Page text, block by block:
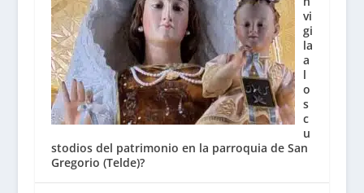
vi
gi
la
a
l
o
s
c
u
stodios del patrimonio en la parroquia de San
Gregorio (Telde)?